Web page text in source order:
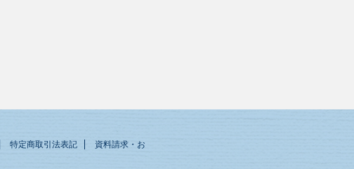
特定商取引法表記
資料請求・お